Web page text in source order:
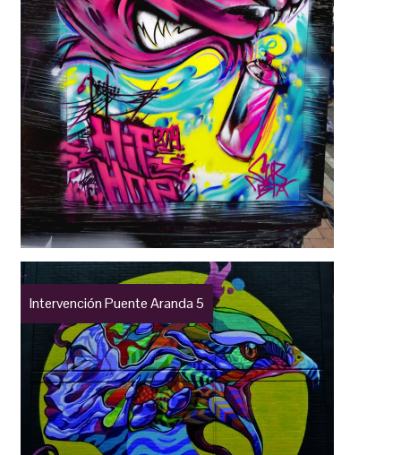
Intervención Puente Aranda 5